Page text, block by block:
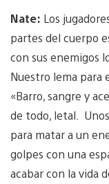
Nate: Los
partes del cuerpo
con sus enemigos
Nuestro lema para
«Barro, sangre y
de todo, letal.
para matar a un
golpes con una
acabar con la vida